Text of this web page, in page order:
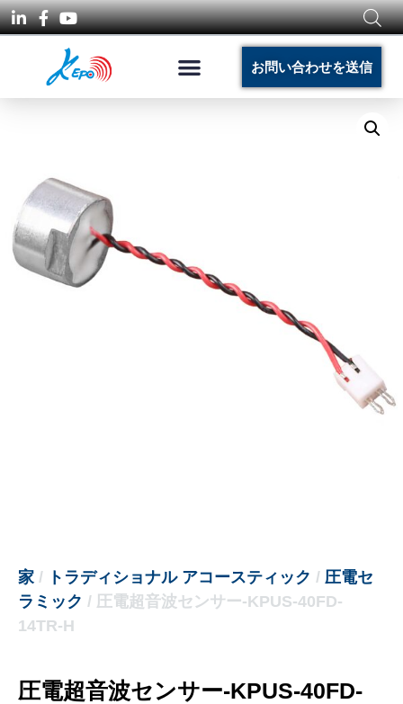
お問い合わせを送信
家 / トラディショナル アコースティック / 圧電セ
ラミック / 圧電超音波センサー-KPUS-40FD-
14TR-H
圧電超音波センサー-KPUS-40FD-